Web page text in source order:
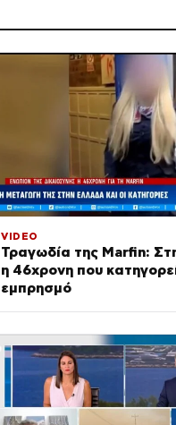
VIDEO
Τραγωδία της Marfin:
η 46χρονη που
εμπρησμό